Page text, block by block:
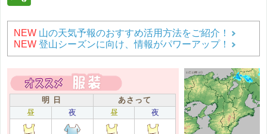
NEW 山の天気予報のおすすめ活用方法をご紹介！
NEW 登山シーズンに向け、情報がパワーアップ！
明 日
あさって
昼
夜 昼 夜